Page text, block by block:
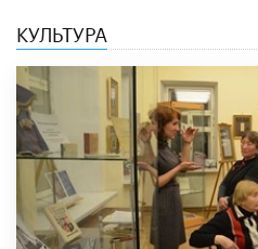
КУЛЬТУРА